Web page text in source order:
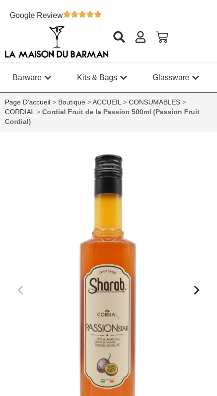
Google Review
Barware Kits & Bags Glassware
Page D'accueil > Boutique > ACCUEIL> CONSUMABLES >
CORDIAL> Cordial Fruit de la Passion 500ml (Passion Fruit
Cordial)